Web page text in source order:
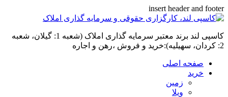
insert header and footer
کاسپی لند برند معتبر سرمایه گذاری املاک (شعبه 1: گیلان، شعبه
2: کردان، سهیلیه):خرید و فروش ،رهن و اجاره
صفحه اصلی
خرید
زمین
ویلا